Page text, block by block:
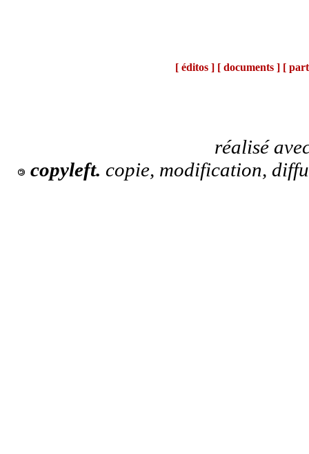
[ éditos ] [ documents ] [
réalisé
copyleft. copie, modification,